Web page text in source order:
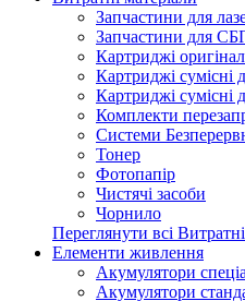
Запчастини для
Запчастини для
Картриджі
Картриджі сумісні
Картриджі сумісні
Комплекти
Системи
Тонер
Фотопапір
Чистячі засоби
Чорнило
Переглянути всі
Елементи живлення
Акумулятори
Акумулятори